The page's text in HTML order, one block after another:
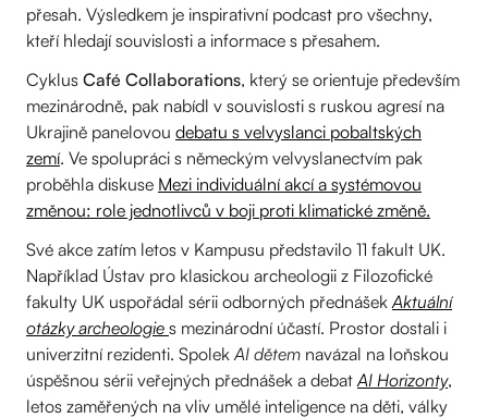
přesah. Výsledkem je inspirativní podcast pro všechny,
kteří hledají souvislosti a informace s přesahem.
Cyklus Café Collaborations, který se orientuje především
mezinárodně, pak nabídl v souvislosti s ruskou agresí na
Ukrajině panelovou debatu s velvyslanci pobaltských
zemí. Ve spolupráci s německým velvyslanectvím pak
proběhla diskuse Mezi individuální akcí a systémovou
změnou: role jednotlivců v boji proti klimatické změně.
Své akce zatím letos v Kampusu představilo 11 fakult UK.
Například Ústav pro klasickou archeologii z Filozofické
fakulty UK uspořádal sérii odborných přednášek Aktuální
otázky archeologie s mezinárodní účastí. Prostor dostali i
univerzitní rezidenti. Spolek AI dětem navázal na loňskou
úspěšnou sérii veřejných přednášek a debat AI Horizonty,
letos zaměřených na vliv umělé inteligence na děti, války